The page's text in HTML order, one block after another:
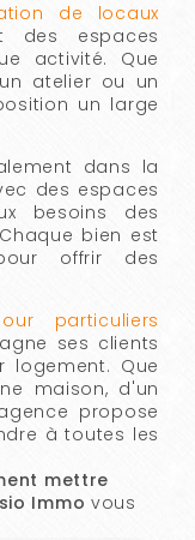
de locaux
des espaces
activité. Que
atelier ou un
un large
dans la
des espaces
besoins des
bien est
offrir des
particuliers
ses clients
logement. Que
maison, d'un
propose
à toutes les
mettre
Immo vous